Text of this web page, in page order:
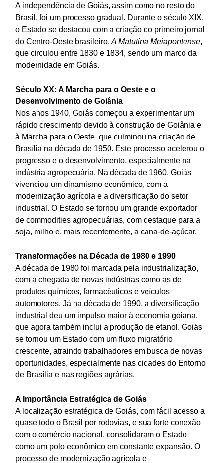
A independência de Goiás, assim como no resto do
Brasil, foi um processo gradual. Durante o século XIX,
o Estado se destacou com a criação do primeiro jornal
do Centro-Oeste brasileiro, A Matutina Meiapontense,
que circulou entre 1830 e 1834, sendo um marco da
modernidade em Goiás.
Século XX: A Marcha para o Oeste e o
Desenvolvimento de Goiânia
Nos anos 1940, Goiás começou a experimentar um
rápido crescimento devido à construção de Goiânia e
à Marcha para o Oeste, que culminou na criação de
Brasília na década de 1950. Este processo acelerou o
progresso e o desenvolvimento, especialmente na
indústria agropecuária. Na década de 1960, Goiás
vivenciou um dinamismo econômico, com a
modernização agrícola e a diversificação do setor
industrial. O Estado se tornou um grande exportador
de commodities agropecuárias, com destaque para a
soja, milho e, mais recentemente, a cana-de-açúcar.
Transformações na Década de 1980 e 1990
A década de 1980 foi marcada pela industrialização,
com a chegada de novas indústrias como as de
produtos químicos, farmacêuticos e veículos
automotores. Já na década de 1990, a diversificação
industrial deu um impulso maior à economia goiana,
que agora também inclui a produção de etanol. Goiás
se tornou um Estado com um fluxo migratório
crescente, atraindo trabalhadores em busca de novas
oportunidades, especialmente nas cidades do Entorno
de Brasília e nas regiões agrárias.
A Importância Estratégica de Goiás
A localização estratégica de Goiás, com fácil acesso a
quase todo o Brasil por rodovias, e sua forte conexão
com o comércio nacional, consolidaram o Estado
como um polo econômico em constante expansão. O
processo de modernização agrícola e